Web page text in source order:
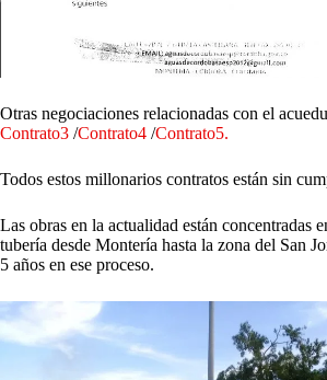
Otras negociaciones relacionadas con el
Contrato3 /Contrato4 /Contrato5.
Todos estos millonarios contratos están sin
Las obras en la actualidad están concentradas
tubería desde Montería hasta la zona del San
5 años en ese proceso.